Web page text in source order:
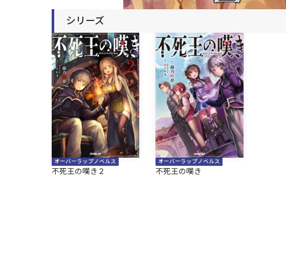
シリーズ
オーバーラップノベルス
不死王の嘆き２
オーバーラップノベルス
不死王の嘆き